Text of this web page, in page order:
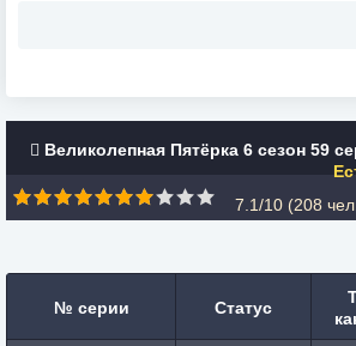
Великолепная Пятёрка 6 сезон 59
7.1/10 (208
№ серии Статус